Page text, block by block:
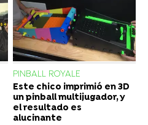
PINBALL ROYALE
Este chico imprimió en 3D
un pinball multijugador, y
el resultado es
alucinante